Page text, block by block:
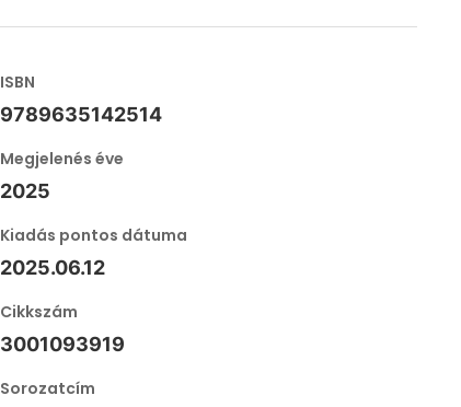
ISBN
9789635142514
Megjelenés éve
2025
Kiadás pontos dátuma
2025.06.12
Cikkszám
3001093919
Sorozatcím